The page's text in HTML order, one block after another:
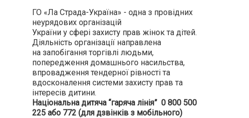
ГО «Ла Страда-Україна» - одна з провідних
неурядових організацій
України у сфері захисту прав жінок та дітей.
Діяльність організації направлена
на запобігання торгівлі людьми,
попередження домашнього насильства,
впровадження тендерної рівності та
вдосконалення системи захисту прав та
інтересів дитини.
Національна дитяча “гаряча лінія” 0 800 500
225 або 772 (для дзвінків з мобільного)